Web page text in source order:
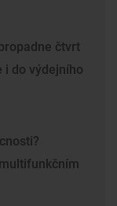
čtvrt
i do výdejního